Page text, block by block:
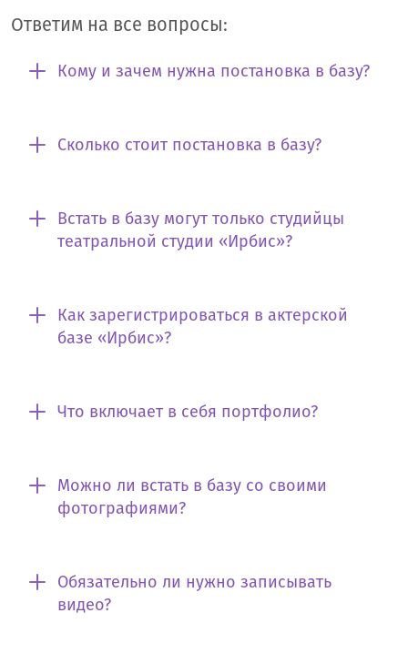
Ответим на все вопросы:
Кому и зачем нужна постановка в базу?
Сколько стоит постановка в базу?
Встать в базу могут только студийцы
театральной студии «Ирбис»?
Как зарегистрироваться в актерской
базе «Ирбис»?
Что включает в себя портфолио?
Можно ли встать в базу со своими
фотографиями?
Обязательно ли нужно записывать
видео?